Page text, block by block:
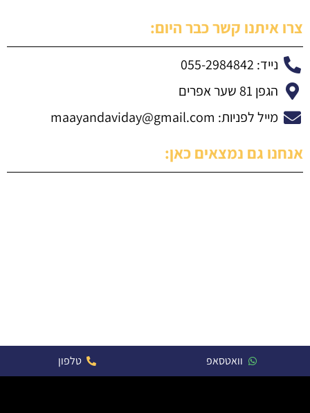
צרו איתנו קשר כבר היום:
נייד: 055-2984842
הגפן 81 שער אפרים
מייל לפניות: maayandaviday@gmail.com
אנחנו גם נמצאים כאן:
וואטסאפ טלפון